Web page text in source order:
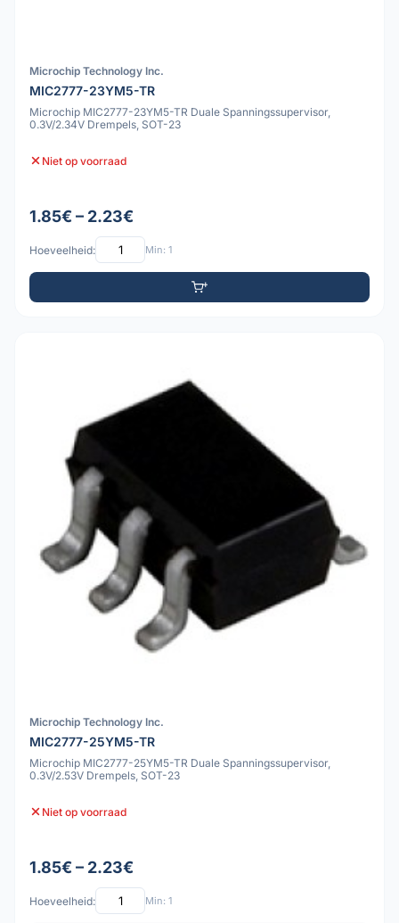
Microchip Technology Inc.
MIC2777-23YM5-TR
Microchip MIC2777-23YM5-TR Duale Spanningssupervisor,
0.3V/2.34V Drempels, SOT-23
Niet op voorraad
1.85€ – 2.23€
Hoeveelheid: Min: 1
Microchip Technology Inc.
MIC2777-25YM5-TR
Microchip MIC2777-25YM5-TR Duale Spanningssupervisor,
0.3V/2.53V Drempels, SOT-23
Niet op voorraad
1.85€ – 2.23€
Hoeveelheid: Min: 1